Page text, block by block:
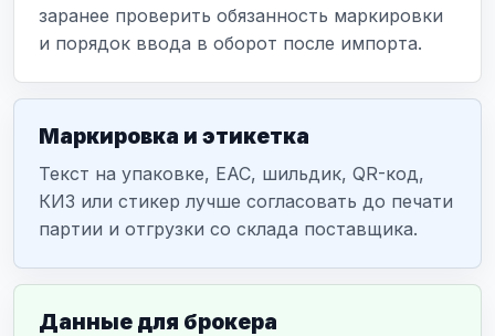
заранее проверить обязанность маркировки
и порядок ввода в оборот после импорта.
Маркировка и этикетка
Текст на упаковке, ЕАС, шильдик, QR-код,
КИЗ или стикер лучше согласовать до печати
партии и отгрузки со склада поставщика.
Данные для брокера